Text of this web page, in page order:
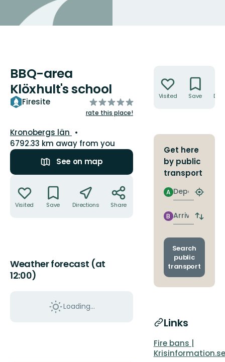
BBQ-area
Klöxhult's school
Firesite
of
5
rate this place!
County:
Kronobergs län
6792.33 km away from you
See on map
Visited Save Directions Share
Weather forecast (at
12:00)
Loading...
Visited Save
Get here
by public
transport
Departure
A
Find
stop
Arrival
B
Switch
and
Search
public
transport
Links
Fire bans |
Krisinformation.se